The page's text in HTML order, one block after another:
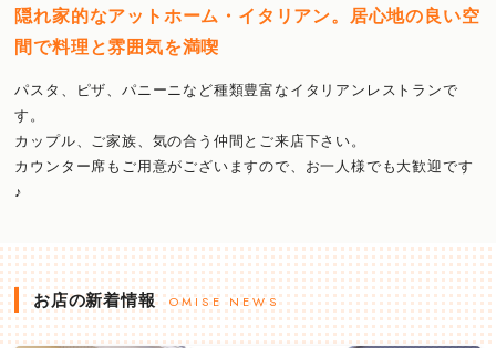
隠れ家的なアットホーム・イタリアン。居心地の良い空
間で料理と雰囲気を満喫
パスタ、ピザ、パニーニなど種類豊富なイタリアンレストランで
す。
カップル、ご家族、気の合う仲間とご来店下さい。
カウンター席もご用意がございますので、お一人様でも大歓迎です
♪
お店の新着情報 OMISE NEWS